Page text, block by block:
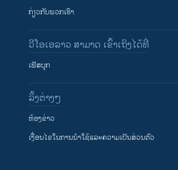
ຕິດຕາມພວກເຮົາ ທີ່
ກ່ຽວກັບພວກເຮົາ
ວີໂອເອລາວ ສາມາດ ເຂົ້າເຖິງໄດ້ທີ່
ເຟັສບຸກ
​ລິ້ງ​ຕ່າງໆ
​ຫ້ອງ​ຂ່າວ
​ເງື່ອນ​ໄຂ​ໃນ​ການ​ນຳ​ໃຊ້​ແລະຄວາມ​ເປັນ​ສ່​ວນ​ຕົວ